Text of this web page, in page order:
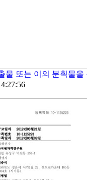
물 또는 이의 분획물